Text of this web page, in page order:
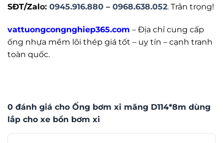
SĐT/Zalo: 0945.916.880 – 0968.638.052. Trân trọng!
vattuongcongnghiep365.com – Địa chỉ cung cấp
ống nhựa mềm lõi thép giá tốt – uy tín – cạnh tranh
toàn quốc.
0 đánh giá cho Ống bơm xi măng D114*8m dùng
lắp cho xe bồn bơm xi